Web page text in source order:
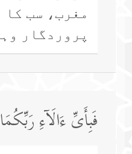
مغرب، سب کا
پروردگار
فَبِأَیِّ ءَالَاۤءِ